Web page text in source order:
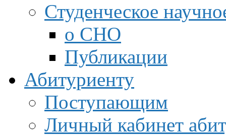
Студенческое
о СНО
Публикации
Абитуриенту
Поступающим
Личный кабинет